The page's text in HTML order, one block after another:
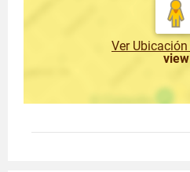
Ver Ubicación
view